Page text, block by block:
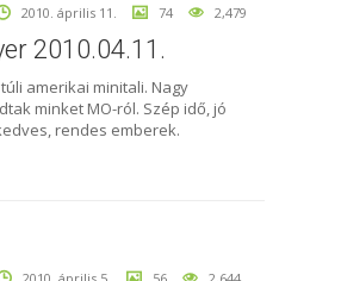
2010. április 11. 74 2,479
2010.04.11.
amerikai minitali. Nagy
minket MO-ról. Szép idő, jó
rendes emberek.